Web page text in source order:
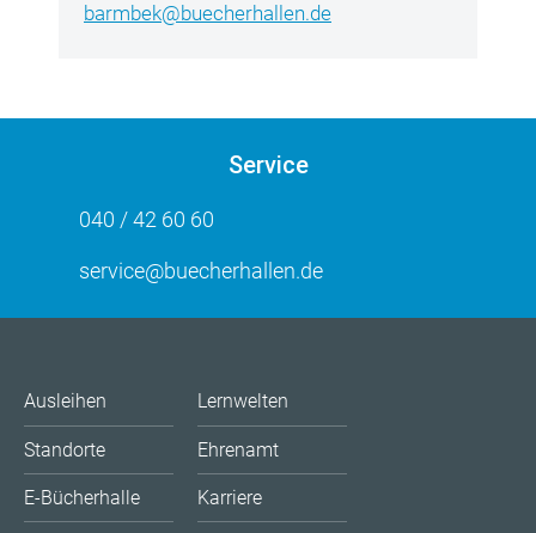
barmbek@buecherhallen.de
Service
040 / 42 60 60
service@buecherhallen.de
Ausleihen
Standorte
E-Bücherhalle
Lernwelten
Ehrenamt
Karriere